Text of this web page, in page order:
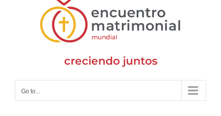
creciendo juntos
Go to...